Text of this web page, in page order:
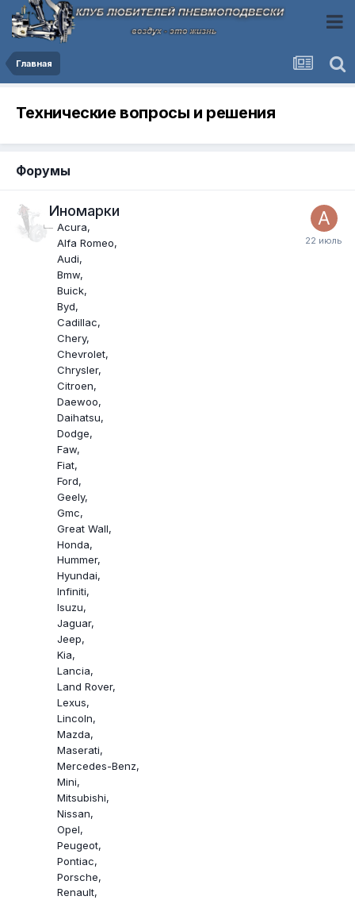
Главная
Технические вопросы и решения
Форумы
Иномарки
Acura
Alfa Romeo
Audi
Bmw
Buick
Byd
Cadillac
Chery
Chevrolet
Chrysler
Citroen
Daewoo
Daihatsu
Dodge
Faw
Fiat
Ford
Geely
Gmc
Great Wall
Honda
Hummer
Hyundai
Infiniti
Isuzu
Jaguar
Jeep
Kia
Lancia
Land Rover
Lexus
Lincoln
Mazda
Maserati
Mercedes-Benz
Mini
Mitsubishi
Nissan
Opel
Peugeot
Pontiac
Porsche
Renault